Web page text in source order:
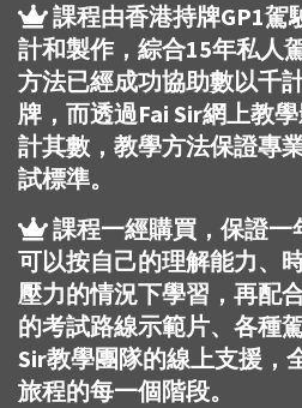
課程由香港持牌GP1駕
計和製作，綜合15年私人
方法已經成功協助數以千
牌，而透過Fai Sir網上教
計其數，教學方法保證專
試標準。
課程一經購買，保證
可以按自己的理解能力、
壓力的情況下學習，再配
的考試路線示範片、各種
Sir教學團隊的線上支援，
旅程的每一個階段。